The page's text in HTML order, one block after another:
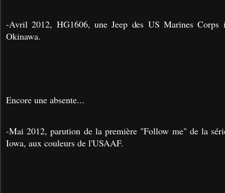
-Avril 2012, HG1606, une Jeep des US Marines Corps
Okinawa.
Encore une absente...
-Mai 2012, parution de la première "Follow me" de la
Iowa, aux couleurs de l'USAAF.